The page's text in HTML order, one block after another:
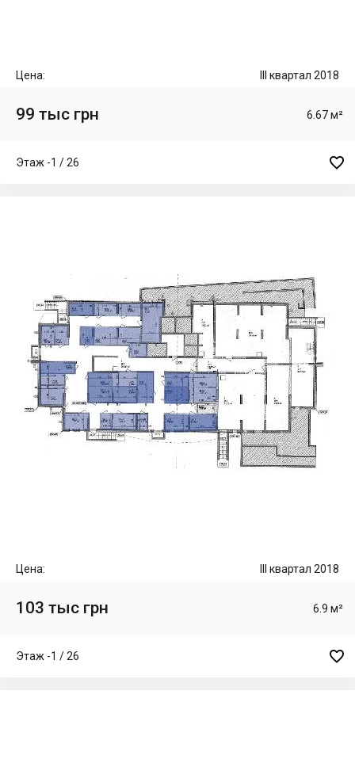
Цена: III квартал 2018
99 тыс грн 6.67 м²
Этаж -1 / 26 
Цена: III квартал 2018
103 тыс грн 6.9 м²
Этаж -1 / 26 